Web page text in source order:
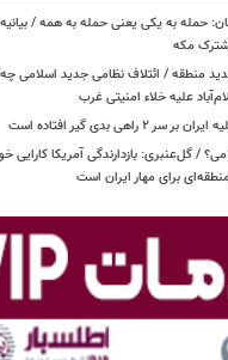
حمله به یکی یعنی حمله به همه /
مکه
منطقه / ائتلاف نظامی جدید اسلامی چه
علیه خلاء امنیتی غرب
بدی گیر افتاده است
/ گل‌عنبری: بازدارندگی آمریکا کارایی
برای مهار ایران است